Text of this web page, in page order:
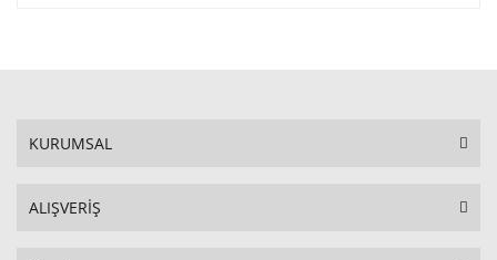
KURUMSAL
ALIŞVERİŞ